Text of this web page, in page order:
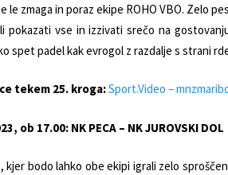
le zmaga in poraz ekipe ROHO VBO. Zelo
pokazati vse in izzivati srečo na
spet padel kak evrogol z razdalje s strani
tekem 25. kroga:Sport.Video –
ob 17.00: NK PECA – NK JUROVSKI DOL
kjer bodo lahko obe ekipi igrali zelo